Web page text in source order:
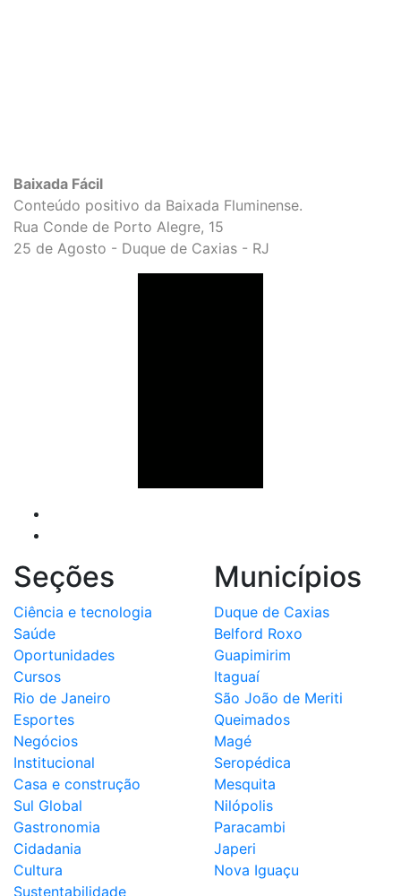
Baixada Fácil
Conteúdo positivo da Baixada Fluminense.
Rua Conde de Porto Alegre, 15
25 de Agosto - Duque de Caxias - RJ
Seções
Ciência e tecnologia
Saúde
Oportunidades
Cursos
Rio de Janeiro
Esportes
Negócios
Institucional
Casa e construção
Sul Global
Gastronomia
Cidadania
Cultura
Sustentabilidade
Municípios
Duque de Caxias
Belford Roxo
Guapimirim
Itaguaí
São João de Meriti
Queimados
Magé
Seropédica
Mesquita
Nilópolis
Paracambi
Japeri
Nova Iguaçu